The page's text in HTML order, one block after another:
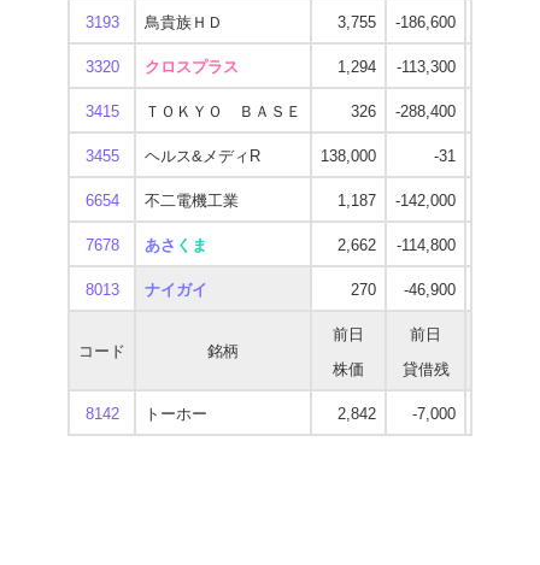
3193 鳥貴族ＨＤ 3,755 -186,600
3320 クロスプラス 1,294 -113,300
3415 ＴＯＫＹＯ ＢＡＳＥ 326 -288,400
3455 ヘルス&メディR 138,000 -31
6654 不二電機工業 1,187 -142,000
7678 あさ くま 2,662 -114,800
8013 ナイガイ 270 -46,900
コード 銘柄
前日
株価
前日
貸借残
8142 トーホー 2,842 -7,000